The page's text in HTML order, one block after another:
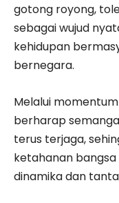
gotong royong,
sebagai wujud
kehidupan
bernegara.
Melalui
berharap
terus terjaga,
ketahanan
dinamika dan